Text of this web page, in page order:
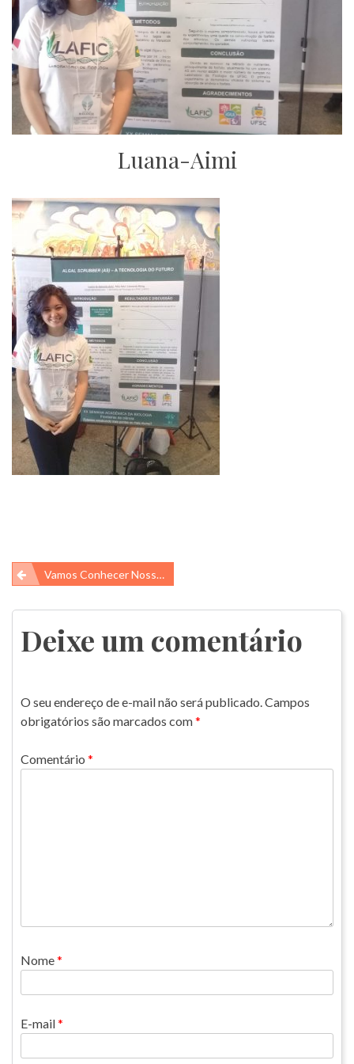
Luana-Aimi
Navegação
de
Post
Vamos Conhecer Nossos Alunos De Iniciação Científica E Suas Pesquisas! – Parte 1
Deixe um comentário
O seu endereço de e-mail não será publicado.Campos
obrigatórios são marcados com*
Comentário *
Nome*
E-mail*